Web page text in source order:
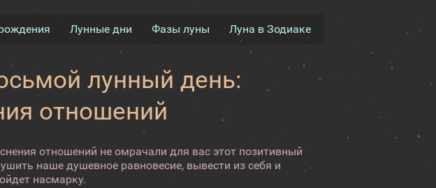
Лунные дни Фазы луны Луна в Зодиаке
лунный день:
отношений
отношений не омрачали для вас этот позитивный
наше душевное равновесие, вывести из себя и
насмарку.